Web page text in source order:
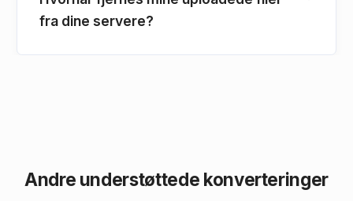
fra dine servere?
Andre understøttede konverteringer